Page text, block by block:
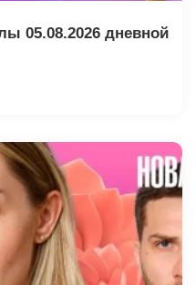
05.08.2026 дневной